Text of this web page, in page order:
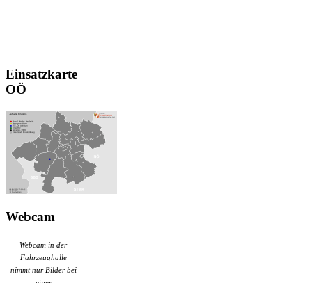
Einsatzkarte
OÖ
Webcam
Webcam in der
Fahrzeughalle
nimmt nur Bilder bei